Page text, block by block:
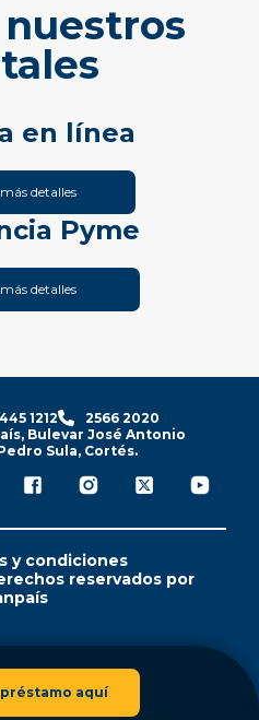
aquí
en línea
detalles
Pyme
detalles
1212
2566 2020
Bulevar José Antonio
Sula, Cortés.
y condiciones
reservados por